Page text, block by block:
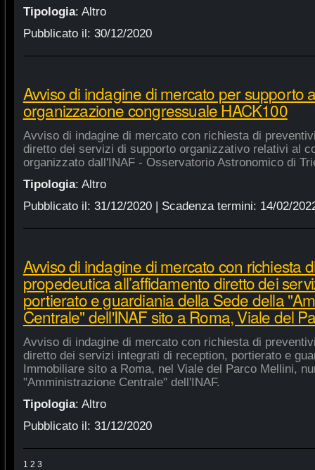
Tipologia: Altro
Pubblicato il: 30/12/2020
Avviso di indagine di mercato per supporto
organizzazione congressuale HACK100
Avviso di indagine di mercato con richiesta di
diretto dei servizi di supporto organizzativo relativi al
organizzato dall'INAF - Osservatorio Astronomico di
Tipologia: Altro
Pubblicato il: 31/12/2020| Scadenza termini: 14/02/
Avviso di indagine di mercato con richiesta
propedeutica all’affidamento diretto dei
portierato e guardiania della Sede della
Centrale" dell'INAF sito a Roma, Viale del
Avviso di indagine di mercato con richiesta di
diretto dei servizi integrati di reception, portierato e
Immobiliare sito a Roma, nel Viale del Parco Mellini,
"Amministrazione Centrale" dell'INAF.
Tipologia: Altro
Pubblicato il: 31/12/2020
1 2 3